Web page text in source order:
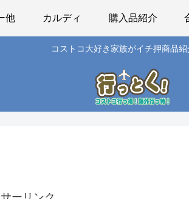
コストコ大好き家族がイチ押商品紹
他 カルディ 購入品紹介